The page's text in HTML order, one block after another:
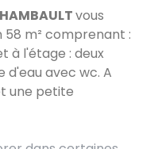
vous
m² comprenant :
à l'étage : deux
d'eau avec wc. A
une petite